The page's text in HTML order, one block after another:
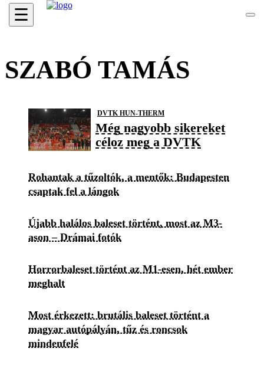
☰
SZABÓ TAMÁS
DVTK HUN-THERM
Még nagyobb sikereket
céloz meg a DVTK
Rohantak a tűzoltók, a mentők: Budapesten
csaptak fel a lángok
Újabb halálos baleset történt, most az M3-
ason – Drámai fotók
Horrorbaleset történt az M1-esen, hét ember
meghalt
Most érkezett: brutális baleset történt a
magyar autópályán, tűz és roncsok
mindenfelé